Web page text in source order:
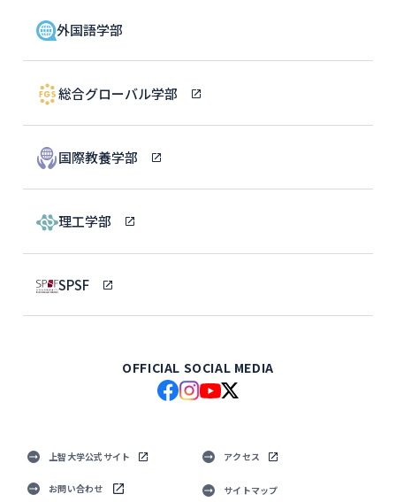
外国語学部
総合グローバル学部
国際教養学部
理工学部
SPSF
OFFICIAL SOCIAL MEDIA
上智大学公式サイト アクセス
お問い合わせ サイトマップ